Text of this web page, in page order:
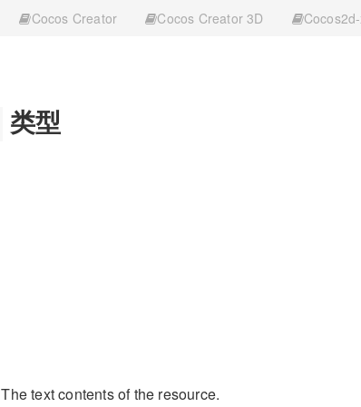
Cocos Creator Cocos Creator 3D
类型
The text contents of the resource.